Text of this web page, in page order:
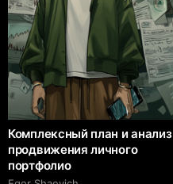
Комплексный план и анализ
продвижения личного
портфолио